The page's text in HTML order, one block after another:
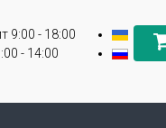
9:00 - 18:00
- 14:00